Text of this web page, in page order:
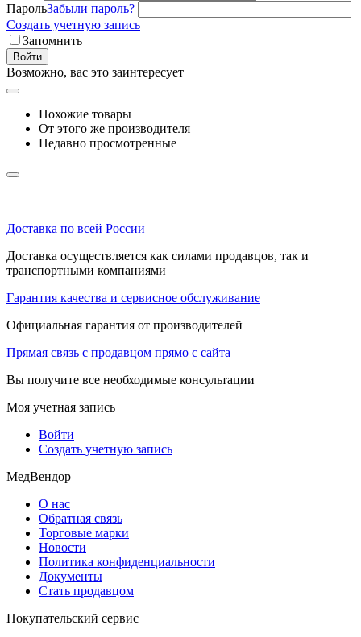
ПарольЗабыли пароль?
Создать учетную запись
Запомнить
Войти
Возможно, вас это заинтересует
Похожие товары
От этого же производителя
Недавно просмотренные
Доставка по всей России
Доставка осуществляется как силами продавцов, так и
транспортными компаниями
Гарантия качества и сервисное обслуживание
Официальная гарантия от производителей
Прямая связь с продавцом прямо с сайта
Вы получите все необходимые консультации
Моя учетная запись
Войти
Создать учетную запись
МедВендор
О нас
Обратная связь
Торговые марки
Новости
Политика конфиденциальности
Документы
Стать продавцом
Покупательский сервис